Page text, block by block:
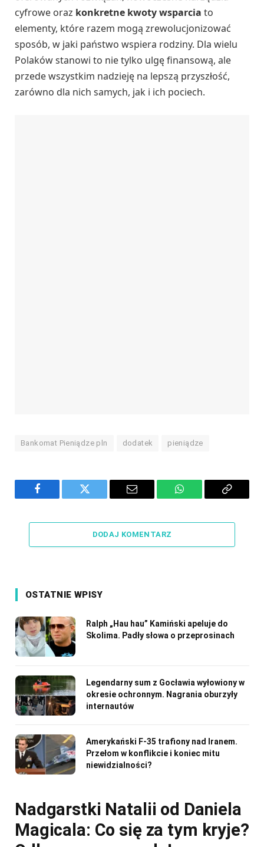
cyfrowe oraz konkretne kwoty wsparcia to
elementy, które razem mogą zrewolucjonizować
sposób, w jaki państwo wspiera rodziny. Dla wielu
Polaków stanowi to nie tylko ulgę finansową, ale
przede wszystkim nadzieję na lepszą przyszłość,
zarówno dla nich samych, jak i ich pociech.
Bankomat Pieniądze pln dodatek pieniądze
Facebook Twitter Email WhatsAppCopy
DODAJ KOMENTARZ
OSTATNIE WPISY
Ralph „Hau hau” Kamiński apeluje do
Skolima. Padły słowa o przeprosinach
Legendarny sum z Gocławia wyłowiony w
okresie ochronnym. Nagrania oburzyły
internautów
Amerykański F-35 trafiony nad Iranem.
Przełom w konflikcie i koniec mitu
niewidzialności?
Nadgarstki Natalii od Daniela
Magicala: Co się za tym kryje?